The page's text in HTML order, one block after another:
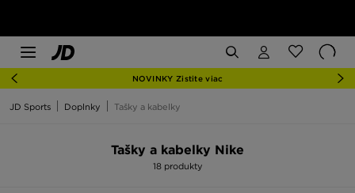
NOVINKY Zistite viac
JD Sports Doplnky Tašky a kabelky
Tašky a kabelky Nike
18 produkty